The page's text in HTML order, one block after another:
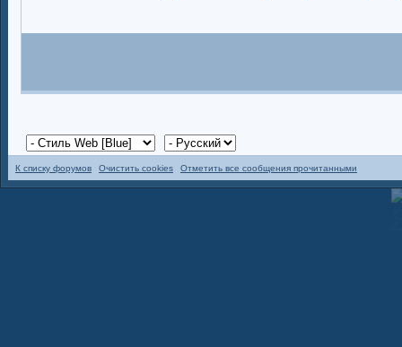
К списку форумов Очистить cookies Отметить все сообщения прочитанными